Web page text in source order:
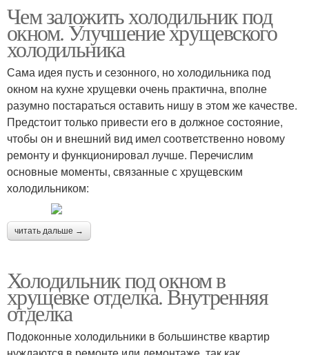
Чем заложить холодильник под
окном. Улучшение хрущевского
холодильника
Сама идея пусть и сезонного, но холодильника под
окном на кухне хрущевки очень практична, вполне
разумно постараться оставить нишу в этом же качестве.
Предстоит только привести его в должное состояние,
чтобы он и внешний вид имел соответственно новому
ремонту и функционировал лучше. Перечислим
основные моменты, связанные с хрущевским
холодильником:
читать дальше →
Холодильник под окном в
хрущевке отделка. Внутренняя
отделка
Подоконные холодильники в большинстве квартир